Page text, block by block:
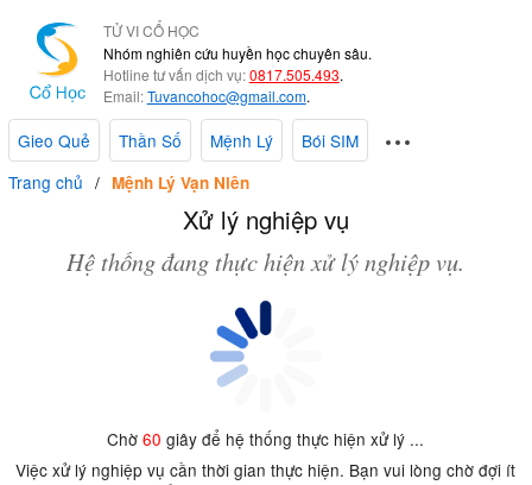
TỬ VI CỔ HỌC
Nhóm nghiên cứu huyền học chuyên sâu.
Hotline tư vấn dịch vụ:0817.505.493.
Email:Tuvancohoc@gmail.com.
Gieo Quẻ Thần Số Mệnh Lý
Bói SIM
Trang chủ
Mệnh Lý Vạn Niên
Xử lý nghiệp vụ
Hệ thống đang thực hiện xử lý nghiệp vụ.
Chờ60 giây để hệ thống thực hiện xử lý ...
Việc xử lý nghiệp vụ cần thời gian thực hiện. Bạn vui lòng chờ đợi ít